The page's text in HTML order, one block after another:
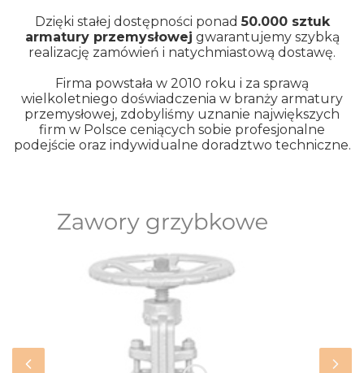
Dzięki stałej dostępności ponad50.000 sztuk
armatury przemysłowej gwarantujemy szybką
realizację zamówień i natychmiastową dostawę.
Firma powstała w 2010 roku i za sprawą
wielkoletniego doświadczenia w branży armatury
przemysłowej, zdobyliśmy uznanie największych
firm w Polsce ceniących sobie profesjonalne
podejście oraz indywidualne doradztwo techniczne.